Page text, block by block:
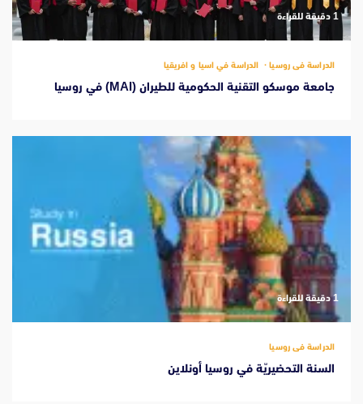
‫1 دقيقة للقراءة
الدراسة فى روسيا الدراسة في اسيا و افريقيا
جامعة موسكو التقنية الحكومية للطيران (MAI) في روسيا
‫1 دقيقة للقراءة
الدراسة فى روسيا
السنة التحضيريّة في روسيا أونلاين